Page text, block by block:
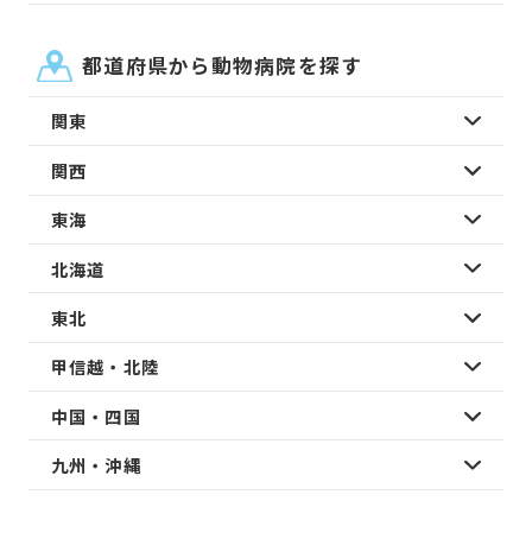
都道府県から動物病院を探す
関東
関西
東海
北海道
東北
甲信越・北陸
中国・四国
九州・沖縄